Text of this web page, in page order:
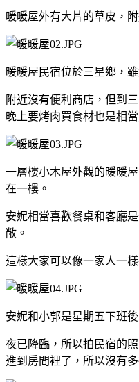
暖暖屋外有大片的草皮，
暖暖屋民宿位於三星鄉，
附近沒有便利商店，但到
晚上要烤肉買食材也是相當
一層樓小木屋外觀的暖暖
在一樓。
安妮相當喜歡餐桌和客廳
敞。
這樣大家可以像一家人一
安妮和小郭是星期五下班
夜已降臨，所以拍民宿的
進到房間裡了，所以沒有多